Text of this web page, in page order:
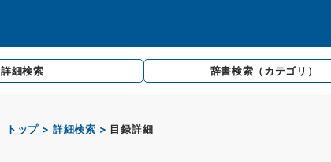
詳細検索 辞書検索 （カテゴリ）
トップ 詳細検索 目録詳細